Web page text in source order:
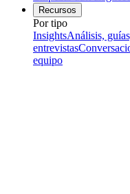
Recursos
Por tipo
InsightsAnálisis,
entrevistas
equipo